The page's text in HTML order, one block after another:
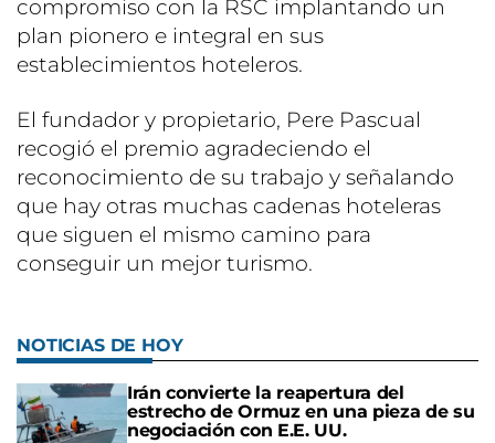
compromiso con la RSC implantando un
plan pionero e integral en sus
establecimientos hoteleros.
El fundador y propietario, Pere Pascual
recogió el premio agradeciendo el
reconocimiento de su trabajo y señalando
que hay otras muchas cadenas hoteleras
que siguen el mismo camino para
conseguir un mejor turismo.
NOTICIAS DE HOY
Irán convierte la reapertura del
estrecho de Ormuz en una pieza de su
negociación con E.E. UU.